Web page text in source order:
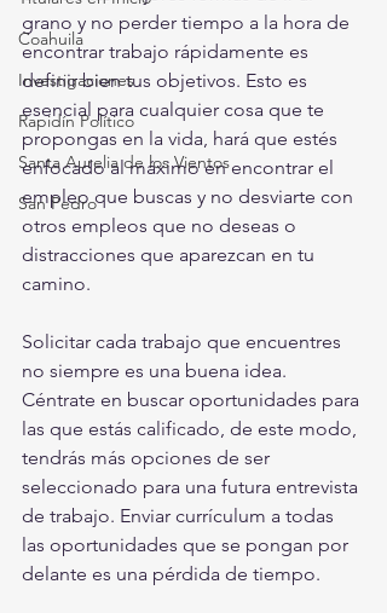
Coahuila
Investigaciones
Rapidín Político
Santa Aurelia de los Vientos
San Pedro
grano y no perder tiempo a la hora de
encontrar trabajo rápidamente es
definir bien tus objetivos. Esto es
esencial para cualquier cosa que te
propongas en la vida, hará que estés
enfocado al máximo en encontrar el
empleo que buscas y no desviarte con
otros empleos que no deseas o
distracciones que aparezcan en tu
camino.
Solicitar cada trabajo que encuentres
no siempre es una buena idea.
Céntrate en buscar oportunidades para
las que estás calificado, de este modo,
tendrás más opciones de ser
seleccionado para una futura entrevista
de trabajo. Enviar currículum a todas
las oportunidades que se pongan por
delante es una pérdida de tiempo.